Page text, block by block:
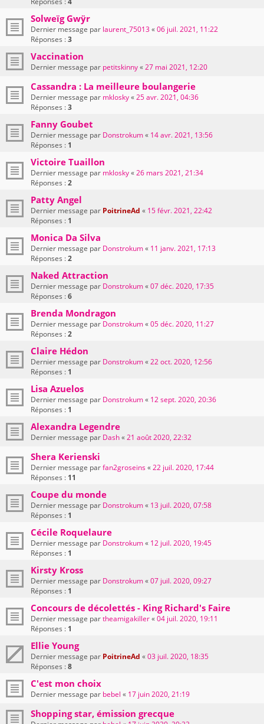
Solweïg Gwÿr
Dernier message par laurent_75013«06 juil. 2021, 11:22
Réponses :3
Vaccination
Dernier message par petitskinny«27 mai 2021, 12:20
Cassandra : La meilleure boulangerie
Dernier message par mklosky«25 avr. 2021, 04:36
Réponses :3
Fanny Goubet
Dernier message par Donstrokum« 14 avr. 2021, 13:56
Réponses : 1
Victoire Tuaillon
Dernier message par mklosky«26 mars 2021, 21:34
Réponses :2
Patty Angel
Dernier message par PoitrineAd « 15 févr. 2021, 22:42
Réponses : 1
Monica Da Silva
Dernier message par Donstrokum« 11 janv. 2021, 17:13
Réponses :2
Naked Attraction
Dernier message par Donstrokum«07 déc. 2020, 17:35
Réponses :6
Brenda Mondragon
Dernier message par Donstrokum«05 déc. 2020, 11:27
Réponses :2
Claire Hédon
Dernier message par Donstrokum«22 oct. 2020, 12:56
Réponses : 1
Lisa Azuelos
Dernier message par Donstrokum« 12 sept. 2020, 20:36
Réponses : 1
Alexandra Legendre
Dernier message par Dash«21 août 2020, 22:32
Shera Kerienski
Dernier message parfan2groseins«22 juil. 2020, 17:44
Réponses : 11
Coupe du monde
Dernier message par Donstrokum« 13 juil. 2020, 07:58
Réponses : 1
Cécile Roquelaure
Dernier message par Donstrokum« 12 juil. 2020, 19:45
Réponses : 1
Kirsty Kross
Dernier message par Donstrokum«07 juil. 2020, 09:27
Réponses : 1
Concours de décolettés - King Richard's Faire
Dernier message partheamigakiller«04 juil. 2020, 19:11
Réponses : 1
Ellie Young
Dernier message par PoitrineAd «03 juil. 2020, 18:35
Réponses :8
C'est mon choix
Dernier message par bebel « 17 juin 2020, 21:19
Shopping star, émission grecque